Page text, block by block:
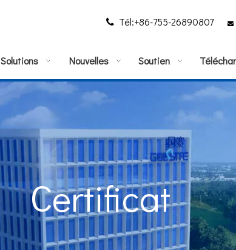
 Tél:+86-755-26890807 
Solutions Nouvelles Soutien
Certificat